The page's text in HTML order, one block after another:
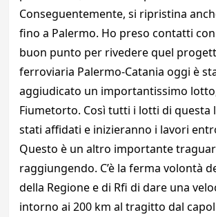
Conseguentemente, si ripristina
fino a Palermo. Ho preso contatti
buon punto per rivedere quel
ferroviaria Palermo-Catania oggi è
aggiudicato un importantissimo
Fiumetorto. Così tutti i lotti di questa
stati affidati e inizieranno i lavori
Questo è un altro importante
raggiungendo. C’è la ferma volontà
della Regione e di Rfi di dare una
intorno ai 200 km al tragitto dal